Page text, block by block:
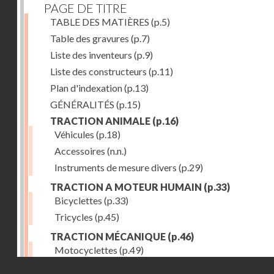
PAGE DE TITRE
TABLE DES MATIÈRES (p.5)
Table des gravures (p.7)
Liste des inventeurs (p.9)
Liste des constructeurs (p.11)
Plan d'indexation(p.13)
GÉNÉRALITÉS (p.15)
TRACTION ANIMALE (p.16)
Véhicules (p.18)
Accessoires (n.n.)
Instruments de mesure divers (p.29)
TRACTION A MOTEUR HUMAIN (p.33)
Bicyclettes (p.33)
Tricycles (p.45)
TRACTION MÉCANIQUE (p.46)
Motocyclettes (p.49)